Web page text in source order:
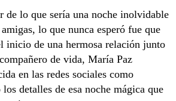
de lo que sería una noche inolvidable
lo que nunca esperó fue que
inicio de una hermosa relación junto
de vida, María Paz
en las redes sociales como
detalles de esa noche mágica que